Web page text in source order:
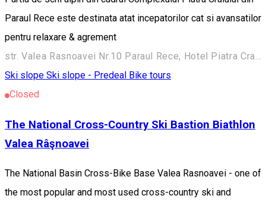
Paraul Rece este destinata atat incepatorilor cat si avansatilor
pentru relaxare & agrement
str. Valea Rasnoavei Nr.10 Paraul Rece, Hotel Piatra Craiului, Predeal, Romania, 505300
Ski slope Ski slope - Predeal Bike tours
Closed
The National Cross-Country Ski Bastion Biathlon
Valea Râşnoavei
The National Basin Cross-Bike Base Valea Rasnoavei - one of
the most popular and most used cross-country ski and